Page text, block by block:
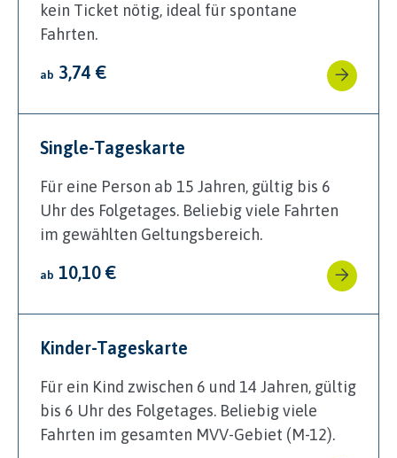
kein Ticket nötig, ideal für spontane
Fahrten.
ab 3,74 €
Single-Tageskarte
Für eine Person ab 15 Jahren, gültig bis 6
Uhr des Folgetages. Beliebig viele Fahrten
im gewählten Geltungsbereich.
ab 10,10 €
Kinder-Tageskarte
Für ein Kind zwischen 6 und 14 Jahren, gültig
bis 6 Uhr des Folgetages. Beliebig viele
Fahrten im gesamten MVV-Gebiet (M-12).